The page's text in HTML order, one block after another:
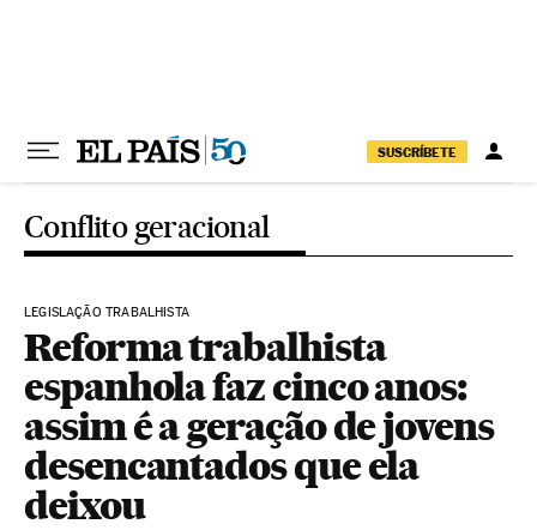
SUSCRÍBETE
Conflito geracional
LEGISLAÇÃO TRABALHISTA
Reforma trabalhista
espanhola faz cinco anos:
assim é a geração de jovens
desencantados que ela
deixou